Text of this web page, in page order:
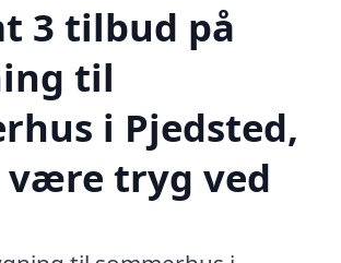
3 tilbud på
til
i Pjedsted,
være tryg ved